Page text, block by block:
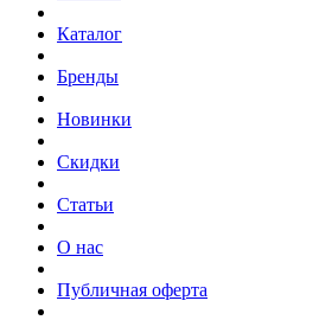
Каталог
Бренды
Новинки
Скидки
Статьи
О нас
Публичная оферта